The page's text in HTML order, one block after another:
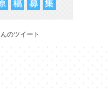
のツイート